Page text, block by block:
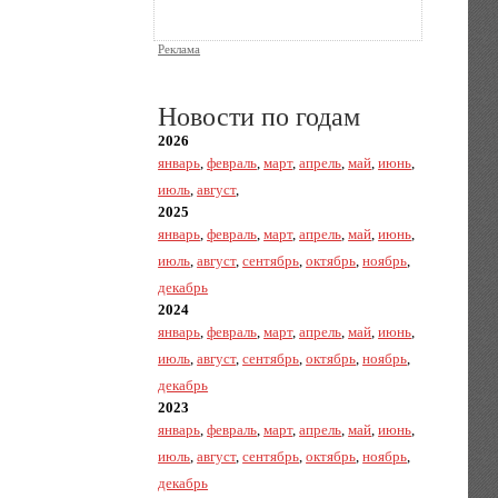
Реклама
Новости по годам
2026
январь,февраль,март,апрель,май,июнь,
июль,август,
2025
январь,февраль,март,апрель,май,июнь,
июль,август,сентябрь,октябрь,ноябрь,
декабрь
2024
январь,февраль,март,апрель,май,июнь,
июль,август,сентябрь,октябрь,ноябрь,
декабрь
2023
январь,февраль,март,апрель,май,июнь,
июль,август,сентябрь,октябрь,ноябрь,
декабрь